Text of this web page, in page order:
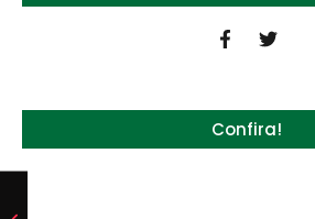
Confira!